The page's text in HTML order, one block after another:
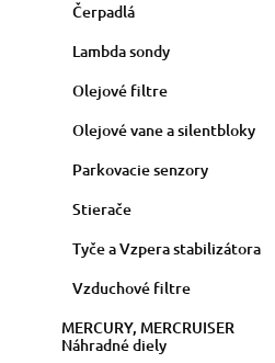
Čerpadlá
Lambda sondy
Olejové filtre
Olejové vane a silentbloky
Parkovacie senzory
Stierače
Tyče a Vzpera stabilizátora
Vzduchové filtre
MERCURY, MERCRUISER
Náhradné diely